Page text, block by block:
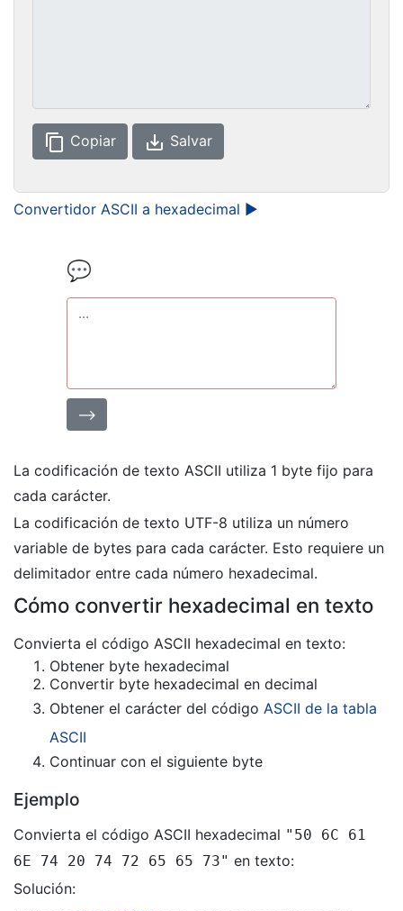
content_copy Copiar save_alt Salvar
Convertidor ASCII a hexadecimal ►
💬
⟶
La codificación de texto ASCII utiliza 1 byte fijo para
cada carácter.
La codificación de texto UTF-8 utiliza un número
variable de bytes para cada carácter. Esto requiere un
delimitador entre cada número hexadecimal.
Cómo convertir hexadecimal en texto
Convierta el código ASCII hexadecimal en texto:
Obtener byte hexadecimal
Convertir byte hexadecimal en decimal
Obtener el carácter del código ASCII de la tabla
ASCII
Continuar con el siguiente byte
Ejemplo
Convierta el código ASCII hexadecimal "50 6C 61
6E 74 20 74 72 65 65 73" en texto:
Solución: